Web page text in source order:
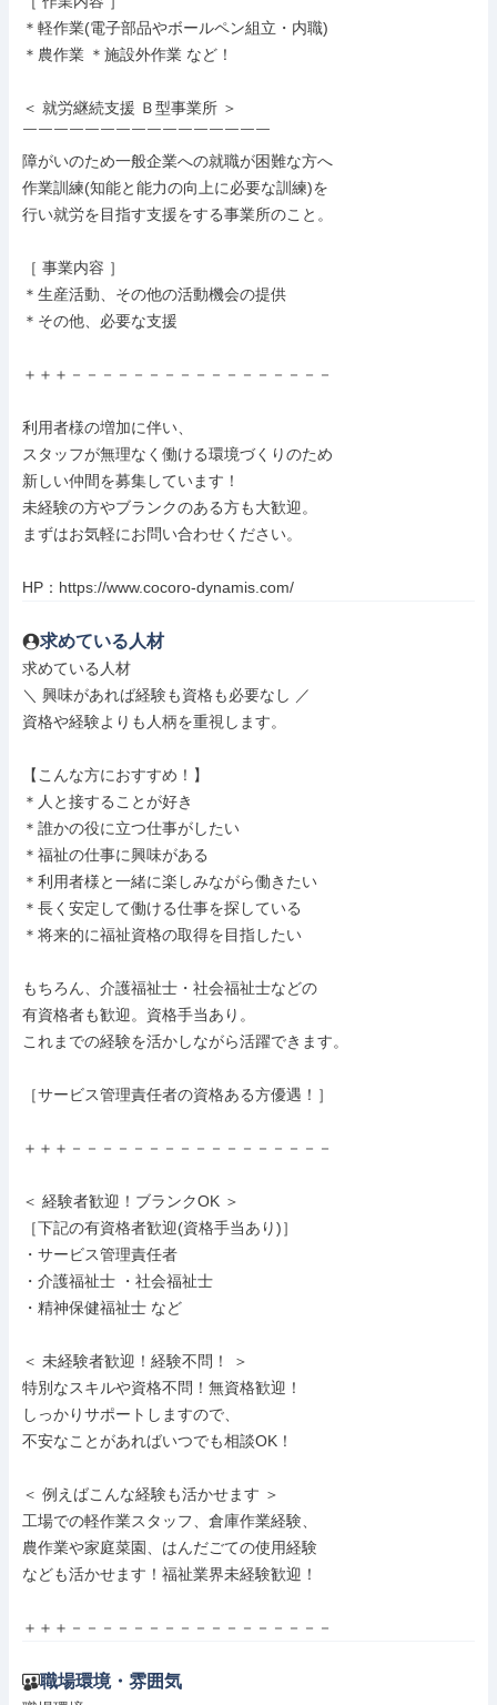
＊軽作業(電子部品やボールペン組立・内職)
＊農作業 ＊施設外作業 など！
＜ 就労継続支援 Ｂ型事業所 ＞
￣￣￣￣￣￣￣￣￣￣￣￣￣￣￣￣
障がいのため一般企業への就職が困難な方へ
作業訓練(知能と能力の向上に必要な訓練)を
行い就労を目指す支援をする事業所のこと。
［ 事業内容 ］
＊生産活動、その他の活動機会の提供
＊その他、必要な支援
＋＋＋－－－－－－－－－－－－－－－－－
利用者様の増加に伴い、
スタッフが無理なく働ける環境づくりのため
新しい仲間を募集しています！
未経験の方やブランクのある方も大歓迎。
まずはお気軽にお問い合わせください。
HP：https://www.cocoro-dynamis.com/
求めている人材
求めている人材
＼ 興味があれば経験も資格も必要なし ／
資格や経験よりも人柄を重視します。
【こんな方におすすめ！】
＊人と接することが好き
＊誰かの役に立つ仕事がしたい
＊福祉の仕事に興味がある
＊利用者様と一緒に楽しみながら働きたい
＊長く安定して働ける仕事を探している
＊将来的に福祉資格の取得を目指したい
もちろん、介護福祉士・社会福祉士などの
有資格者も歓迎。資格手当あり。
これまでの経験を活かしながら活躍できます。
［サービス管理責任者の資格ある方優遇！］
＋＋＋－－－－－－－－－－－－－－－－－
＜ 経験者歓迎！ブランクOK ＞
［下記の有資格者歓迎(資格手当あり)］
・サービス管理責任者
・介護福祉士 ・社会福祉士
・精神保健福祉士 など
＜ 未経験者歓迎！経験不問！ ＞
特別なスキルや資格不問！無資格歓迎！
しっかりサポートしますので、
不安なことがあればいつでも相談OK！
＜ 例えばこんな経験も活かせます ＞
工場での軽作業スタッフ、倉庫作業経験、
農作業や家庭菜園、はんだごての使用経験
なども活かせます！福祉業界未経験歓迎！
＋＋＋－－－－－－－－－－－－－－－－－
職場環境・雰囲気